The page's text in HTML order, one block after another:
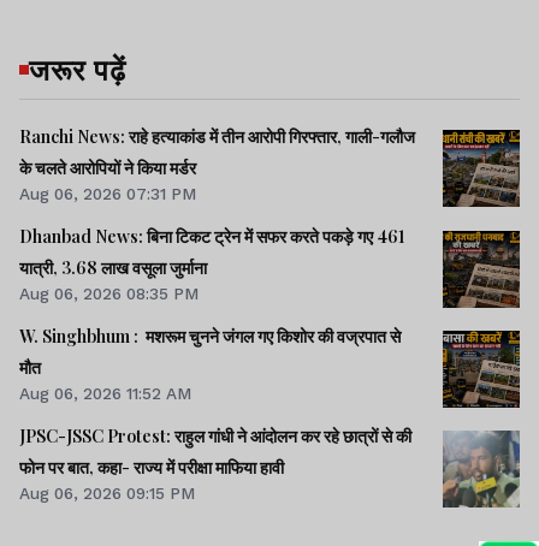
जरूर पढ़ें
Ranchi News: राहे हत्याकांड में तीन आरोपी गिरफ्तार, गाली-गलौज
के चलते आरोपियों ने किया मर्डर
Aug 06, 2026 07:31 PM
Dhanbad News: बिना टिकट ट्रेन में सफर करते पकड़े गए 461
यात्री, 3.68 लाख वसूला जुर्माना
Aug 06, 2026 08:35 PM
W. Singhbhum : मशरूम चुनने जंगल गए किशोर की वज्रपात से
मौत
Aug 06, 2026 11:52 AM
JPSC-JSSC Protest: राहुल गांधी ने आंदोलन कर रहे छात्रों से की
फोन पर बात, कहा- राज्य में परीक्षा माफिया हावी
Aug 06, 2026 09:15 PM